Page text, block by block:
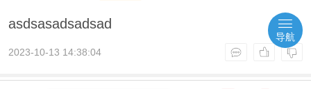
asdsasadsadsad
2023-10-13 14:38:04
导航